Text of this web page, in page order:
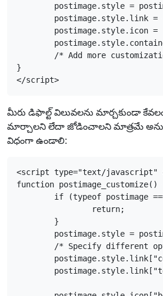
}
</script>
మీరు డిఫాల్ట్ విలువలను మార్చకుండా కేవలం
మార్చాలని లేదా జోడించాలని మాత్రమే
విధంగా ఉండాలి:
<script type="text/javascript"
function postimage_customize()